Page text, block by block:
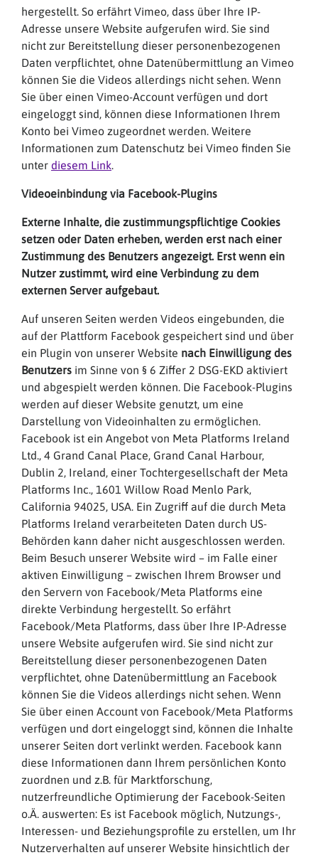
hergestellt. So erfährt Vimeo, dass über Ihre IP-
Adresse unsere Website aufgerufen wird. Sie sind
nicht zur Bereitstellung dieser personenbezogenen
Daten verpflichtet, ohne Datenübermittlung an Vimeo
können Sie die Videos allerdings nicht sehen. Wenn
Sie über einen Vimeo-Account verfügen und dort
eingeloggt sind, können diese Informationen Ihrem
Konto bei Vimeo zugeordnet werden. Weitere
Informationen zum Datenschutz bei Vimeo finden Sie
unter diesem Link.
Videoeinbindung via Facebook-Plugins
Externe Inhalte, die zustimmungspflichtige Cookies
setzen oder Daten erheben, werden erst nach einer
Zustimmung des Benutzers angezeigt. Erst wenn ein
Nutzer zustimmt, wird eine Verbindung zu dem
externen Server aufgebaut.
Auf unseren Seiten werden Videos eingebunden, die
auf der Plattform Facebook gespeichert sind und über
ein Plugin von unserer Website nach Einwilligung des
Benutzers im Sinne von § 6 Ziffer 2 DSG-EKD aktiviert
und abgespielt werden können. Die Facebook-Plugins
werden auf dieser Website genutzt, um eine
Darstellung von Videoinhalten zu ermöglichen.
Facebook ist ein Angebot von Meta Platforms Ireland
Ltd., 4 Grand Canal Place, Grand Canal Harbour,
Dublin 2, Ireland, einer Tochtergesellschaft der Meta
Platforms Inc., 1601 Willow Road Menlo Park,
California 94025, USA. Ein Zugriff auf die durch Meta
Platforms Ireland verarbeiteten Daten durch US-
Behörden kann daher nicht ausgeschlossen werden.
Beim Besuch unserer Website wird – im Falle einer
aktiven Einwilligung – zwischen Ihrem Browser und
den Servern von Facebook/Meta Platforms eine
direkte Verbindung hergestellt. So erfährt
Facebook/Meta Platforms, dass über Ihre IP-Adresse
unsere Website aufgerufen wird. Sie sind nicht zur
Bereitstellung dieser personenbezogenen Daten
verpflichtet, ohne Datenübermittlung an Facebook
können Sie die Videos allerdings nicht sehen. Wenn
Sie über einen Account von Facebook/Meta Platforms
verfügen und dort eingeloggt sind, können die Inhalte
unserer Seiten dort verlinkt werden. Facebook kann
diese Informationen dann Ihrem persönlichen Konto
zuordnen und z.B. für Marktforschung,
nutzerfreundliche Optimierung der Facebook-Seiten
o.Ä. auswerten: Es ist Facebook möglich, Nutzungs-,
Interessen- und Beziehungsprofile zu erstellen, um Ihr
Nutzerverhalten auf unserer Website hinsichtlich der